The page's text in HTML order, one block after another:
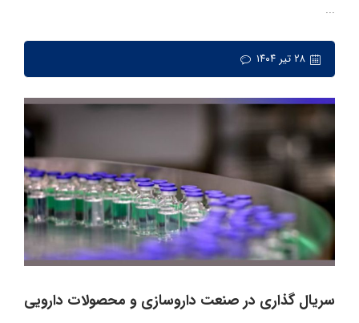
...
۲۸ تیر ۱۴۰۴
سریال گذاری در صنعت داروسازی و محصولات دارویی